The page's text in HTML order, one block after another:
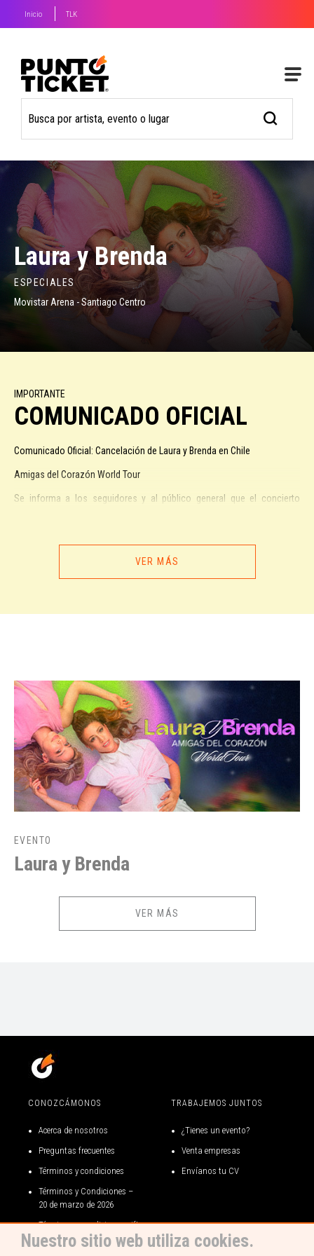
Inicio TLK
Laura y Brenda
ESPECIALES
Movistar Arena - Santiago Centro
IMPORTANTE
COMUNICADO OFICIAL
Comunicado Oficial: Cancelación de Laura y Brenda en Chile
Amigas del Corazón World Tour
Se informa a los seguidores y al público general que el concierto
Esta decisión responde a problemas logísticos de fuerza mayor que
Sus órdenes de compra serán automáticamente devueltas y el
dinero será reversado según la misma forma de pago utilizada al
minuto de la compra, por lo que no es necesario que nos
contactes
La reversa del dinero, se realizará a través del mismo medio de
pago por el cual compraron, en un plazo aproximado de 25 días
hábiles desde que el departamento de Servicio al Cliente
VER MÁS
EVENTO
Laura y Brenda
VER MÁS
Nuestro sitio web utiliza cookies.
CONOZCÁMONOS
Acerca de nosotros
Preguntas frecuentes
Términos y condiciones
Términos y Condiciones –
20 de marzo de 2026
Términos y condiciones gift
card
TRABAJEMOS JUNTOS
¿Tienes un evento?
Venta empresas
Envíanos tu CV